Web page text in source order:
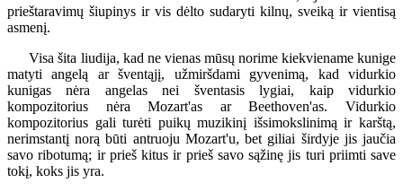
prieštaravimų šiupinys ir vis dėlto sudaryti kilnų, sveiką ir vientisą
asmenį.
Visa šita liudija, kad ne vienas mūsų norime kiekviename kunige
matyti angelą ar šventąjį, užmiršdami gyvenimą, kad vidurkio
kunigas nėra angelas nei šventasis lygiai, kaip vidurkio
kompozitorius nėra Mozart'as ar Beethoven'as. Vidurkio
kompozitorius gali turėti puikų muzikinį išsimokslinimą ir karštą,
nerimstantį norą būti antruoju Mozart'u, bet giliai širdyje jis jaučia
savo ribotumą; ir prieš kitus ir prieš savo sąžinę jis turi priimti save
tokį, koks jis yra.